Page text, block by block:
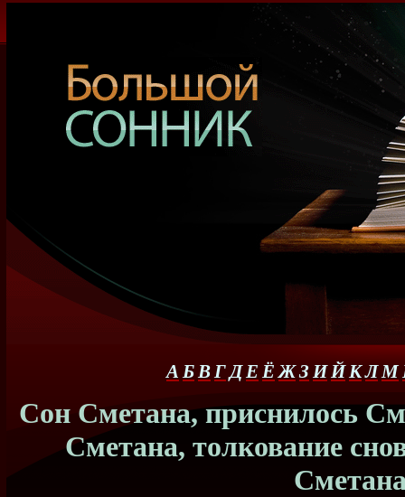
А БВГДЕ Ё ЖЗ ИЙКЛМ
Сон Сметана, приснилось
Сметана, толкование